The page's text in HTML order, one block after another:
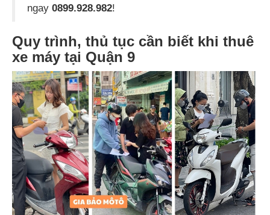
ngay 0899.928.982!
Quy trình, thủ tục cần biết khi thuê
xe máy tại Quận 9